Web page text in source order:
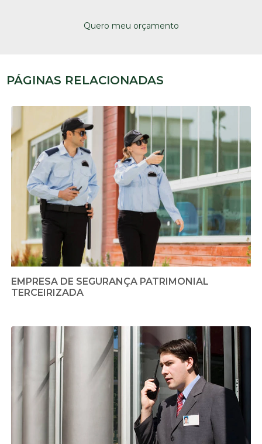
Quero meu orçamento
PÁGINAS RELACIONADAS
EMPRESA DE SEGURANÇA PATRIMONIAL
TERCEIRIZADA